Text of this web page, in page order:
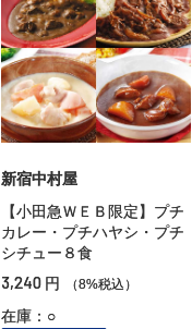
新宿中村屋
【小田急ＷＥＢ限定】プチ
カレー・プチハヤシ・プチ
シチュー８食
3,240 円 （8%税込）
在庫：○